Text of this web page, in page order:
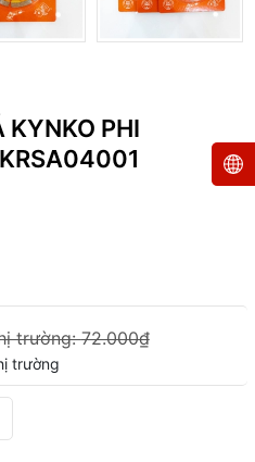
KYNKO PHI
trường:72.000₫
trường